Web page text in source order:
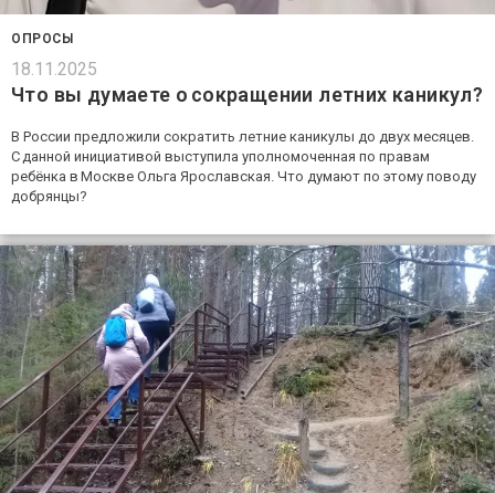
ОПРОСЫ
18.11.2025
Что вы думаете о сокращении летних каникул?
В России предложили сократить летние каникулы до двух месяцев.
С данной инициативой выступила уполномоченная по правам
ребёнка в Москве Ольга Ярославская. Что думают по этому поводу
добрянцы?